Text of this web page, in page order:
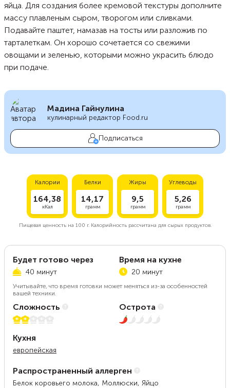
яйца. Для создания более кремовой текстуры дополните
массу плавленым сыром, творогом или сливками.
Подавайте паштет, намазав на тосты или разложив по
тарталеткам. Он хорошо сочетается со свежими
овощами и зеленью, которыми можно украсить блюдо
при подаче.
Мадина Гайнулина
кулинарный редактор Food.ru
Подписаться
Калории
164,38
кКал
Белки
14,17
грамм
Жиры
9,5
грамм
Углеводы
5,26
грамм
Пищевая ценность на 100 г.Калорийность рассчитана для сырых продуктов.
Будет готово через
40 минут
Время на кухне
20 минут
Учитывайте, что время готовки может меняться из-за особенностей
вашей техники.
Сложность
2 из 5
Острота
1 из 5
Кухня
европейская
Распространенный аллерген
Белок коровьего молока, Моллюски, Яйцо